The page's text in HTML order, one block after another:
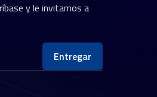
y le invitamos a
Entregar